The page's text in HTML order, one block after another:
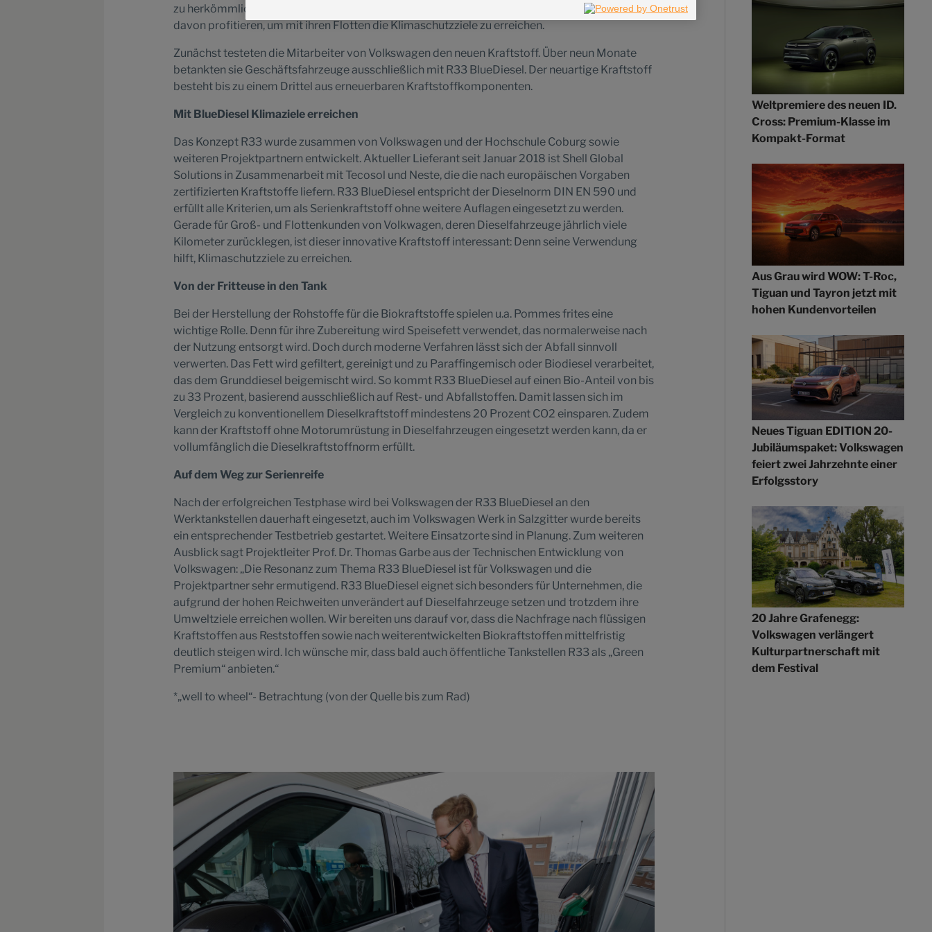
zu herkömmlichem Diesel durch den Einsatz von Biokraftstoffen. Auch Großkunden können
davon profitieren, um mit ihren Flotten die Klimaschutzziele zu erreichen.
Zunächst testeten die Mitarbeiter von Volkswagen den neuen Kraftstoff. Über neun Monate
betankten sie Geschäftsfahrzeuge ausschließlich mit R33 BlueDiesel. Der neuartige Kraftstoff
besteht bis zu einem Drittel aus erneuerbaren Kraftstoffkomponenten.
Mit BlueDiesel Klimaziele erreichen
Das Konzept R33 wurde zusammen von Volkswagen und der Hochschule Coburg sowie
weiteren Projektpartnern entwickelt. Aktueller Lieferant seit Januar 2018 ist Shell Global
Solutions in Zusammenarbeit mit Tecosol und Neste, die die nach europäischen Vorgaben
zertifizierten Kraftstoffe liefern. R33 BlueDiesel entspricht der Dieselnorm DIN EN 590 und
erfüllt alle Kriterien, um als Serienkraftstoff ohne weitere Auflagen eingesetzt zu werden.
Gerade für Groß- und Flottenkunden von Volkwagen, deren Dieselfahrzeuge jährlich viele
Kilometer zurücklegen, ist dieser innovative Kraftstoff interessant: Denn seine Verwendung
hilft, Klimaschutzziele zu erreichen.
Von der Fritteuse in den Tank
Bei der Herstellung der Rohstoffe für die Biokraftstoffe spielen u.a. Pommes frites eine
wichtige Rolle. Denn für ihre Zubereitung wird Speisefett verwendet, das normalerweise nach
der Nutzung entsorgt wird. Doch durch moderne Verfahren lässt sich der Abfall sinnvoll
verwerten. Das Fett wird gefiltert, gereinigt und zu Paraffingemisch oder Biodiesel verarbeitet,
das dem Grunddiesel beigemischt wird. So kommt R33 BlueDiesel auf einen Bio-Anteil von bis
zu 33 Prozent, basierend ausschließlich auf Rest- und Abfallstoffen. Damit lassen sich im
Vergleich zu konventionellem Dieselkraftstoff mindestens 20 Prozent CO2 einsparen. Zudem
kann der Kraftstoff ohne Motorumrüstung in Dieselfahrzeugen eingesetzt werden kann, da er
vollumfänglich die Dieselkraftstoffnorm erfüllt.
Auf dem Weg zur Serienreife
Nach der erfolgreichen Testphase wird bei Volkswagen der R33 BlueDiesel an den
Werktankstellen dauerhaft eingesetzt, auch im Volkswagen Werk in Salzgitter wurde bereits
ein entsprechender Testbetrieb gestartet. Weitere Einsatzorte sind in Planung. Zum weiteren
Ausblick sagt Projektleiter Prof. Dr. Thomas Garbe aus der Technischen Entwicklung von
Volkswagen: „Die Resonanz zum Thema R33 BlueDiesel ist für Volkswagen und die
Projektpartner sehr ermutigend. R33 BlueDiesel eignet sich besonders für Unternehmen, die
aufgrund der hohen Reichweiten unverändert auf Dieselfahrzeuge setzen und trotzdem ihre
Umweltziele erreichen wollen. Wir bereiten uns darauf vor, dass die Nachfrage nach flüssigen
Kraftstoffen aus Reststoffen sowie nach weiterentwickelten Biokraftstoffen mittelfristig
deutlich steigen wird. Ich wünsche mir, dass bald auch öffentliche Tankstellen R33 als „Green
Premium“ anbieten.“
*„well to wheel“- Betrachtung (von der Quelle bis zum Rad)
Weltpremiere des neuen ID.
Cross: Premium-Klasse im
Kompakt-Format
Aus Grau wird WOW: T-Roc,
Tiguan und Tayron jetzt mit
hohen Kundenvorteilen
Neues Tiguan EDITION 20-
Jubiläumspaket: Volkswagen
feiert zwei Jahrzehnte einer
Erfolgsstory
20 Jahre Grafenegg:
Volkswagen verlängert
Kulturpartnerschaft mit
dem Festival